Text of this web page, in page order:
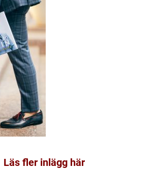
Läs fler inlägg här